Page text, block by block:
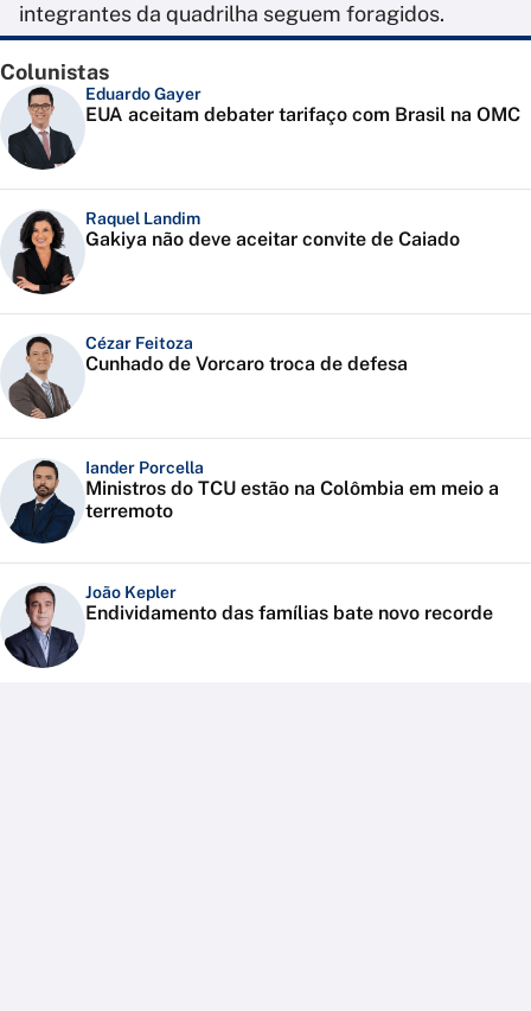
integrantes da quadrilha seguem foragidos.
Colunistas
Eduardo Gayer
EUA aceitam debater tarifaço com Brasil na OMC
Raquel Landim
Gakiya não deve aceitar convite de Caiado
Cézar Feitoza
Cunhado de Vorcaro troca de defesa
Iander Porcella
Ministros do TCU estão na Colômbia em meio a
terremoto
João Kepler
Endividamento das famílias bate novo recorde